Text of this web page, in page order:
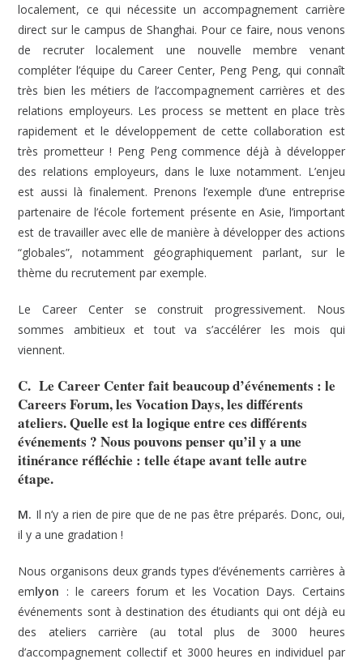
localement, ce qui nécessite un accompagnement carrière
direct sur le campus de Shanghai. Pour ce faire, nous venons
de recruter localement une nouvelle membre venant
compléter l’équipe du Career Center, Peng Peng, qui connaît
très bien les métiers de l’accompagnement carrières et des
relations employeurs. Les process se mettent en place très
rapidement et le développement de cette collaboration est
très prometteur ! Peng Peng commence déjà à développer
des relations employeurs, dans le luxe notamment. L’enjeu
est aussi là finalement. Prenons l’exemple d’une entreprise
partenaire de l’école fortement présente en Asie, l’important
est de travailler avec elle de manière à développer des actions
“globales”, notamment géographiquement parlant, sur le
thème du recrutement par exemple.
Le Career Center se construit progressivement. Nous
sommes ambitieux et tout va s’accélérer les mois qui
viennent.
C. Le Career Center fait beaucoup d’événements : le
Careers Forum, les Vocation Days, les différents
ateliers. Quelle est la logique entre ces différents
événements ? Nous pouvons penser qu’il y a une
itinérance réfléchie : telle étape avant telle autre
étape.
M. Il n’y a rien de pire que de ne pas être préparés. Donc, oui,
il y a une gradation !
Nous organisons deux grands types d’événements carrières à
emlyon : le careers forum et les Vocation Days. Certains
événements sont à destination des étudiants qui ont déjà eu
des ateliers carrière (au total plus de 3000 heures
d’accompagnement collectif et 3000 heures en individuel par